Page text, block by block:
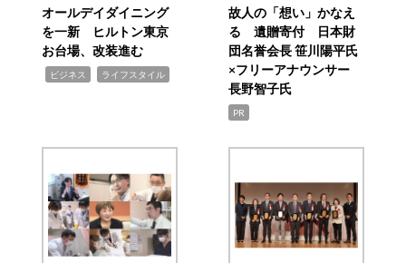
オールデイダイニング
を一新 ヒルトン東京
お台場、改装進む
ビジネス ライフスタイル
故人の「想い」かなえ
る 遺贈寄付 日本財
団名誉会長 笹川陽平氏
×フリーアナウンサー
長野智子氏
PR